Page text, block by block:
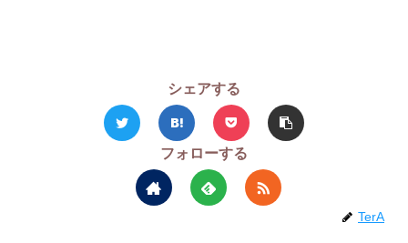
シェアする
フォローする
TerA